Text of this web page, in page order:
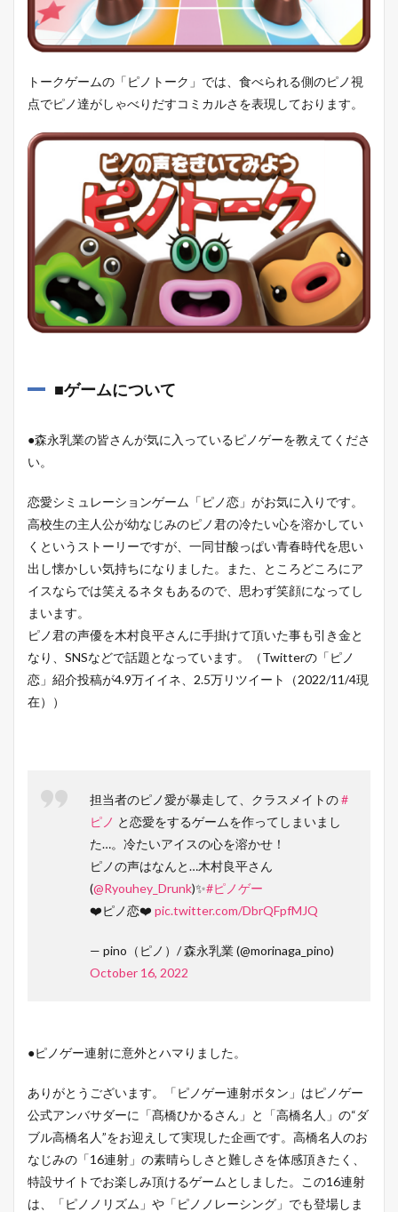
トークゲームの「ピノトーク」では、食べられる側のピノ視
点でピノ達がしゃべりだすコミカルさを表現しております。
■ゲームについて
●森永乳業の皆さんが気に入っているピノゲーを教えてくださ
い。
恋愛シミュレーションゲーム「ピノ恋」がお気に入りです。
高校生の主人公が幼なじみのピノ君の冷たい心を溶かしてい
くというストーリーですが、一同甘酸っぱい青春時代を思い
出し懐かしい気持ちになりました。また、ところどころにア
イスならでは笑えるネタもあるので、思わず笑顔になってし
まいます。
ピノ君の声優を木村良平さんに手掛けて頂いた事も引き金と
なり、SNSなどで話題となっています。（Twitterの「ピノ
恋」紹介投稿が4.9万イイネ、2.5万リツイート（2022/11/4現
在））
担当者のピノ愛が暴走して、クラスメイトの#
ピノ と恋愛をするゲームを作ってしまいまし
た…。冷たいアイスの心を溶かせ！
ピノの声はなんと…木村良平さん
(@Ryouhey_Drunk)✨#ピノゲー
❤️ピノ恋❤️ pic.twitter.com/DbrQFpfMJQ
— pino（ピノ）/ 森永乳業 (@morinaga_pino)
October 16, 2022
●ピノゲー連射に意外とハマりました。
ありがとうございます。「ピノゲー連射ボタン」はピノゲー
公式アンバサダーに「髙橋ひかるさん」と「高橋名人」の“ダ
ブル高橋名人”をお迎えして実現した企画です。高橋名人のお
なじみの「16連射」の素晴らしさと難しさを体感頂きたく、
特設サイトでお楽しみ頂けるゲームとしました。この16連射
は、「ピノノリズム」や「ピノノレーシング」でも登場しま